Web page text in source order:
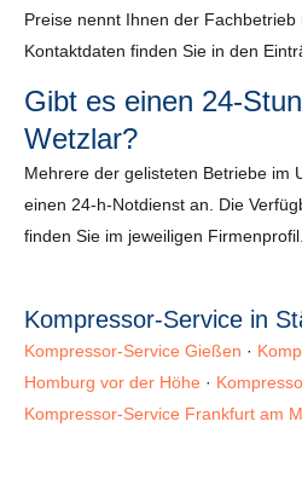
Preise nennt Ihnen der
Kontaktdaten finden Sie in den
Gibt es einen 24-
Wetzlar?
Mehrere der gelisteten Betriebe im
einen 24-h-Notdienst an. Die
finden Sie im jeweiligen Firmenprofil.
Kompressor-Service in
Kompressor-Service Gießen ·
Homburg vor der Höhe ·
Kompressor-Service Frankfurt am